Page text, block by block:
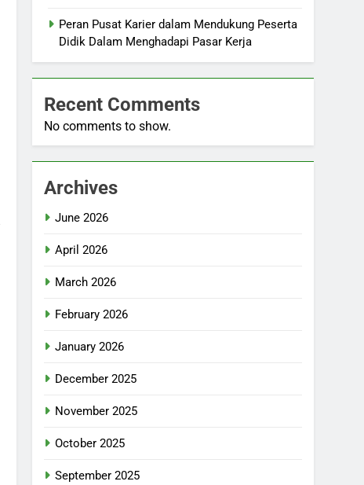
Peran Pusat Karier dalam Mendukung Peserta
Didik Dalam Menghadapi Pasar Kerja
Recent Comments
No comments to show.
Archives
June 2026
April 2026
March 2026
February 2026
January 2026
December 2025
November 2025
October 2025
September 2025